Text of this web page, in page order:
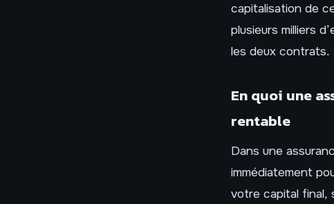
capitalisation de
plusieurs milliers
les deux contrats.
En quoi une
rentable
Dans une
immédiatement
votre capital final,